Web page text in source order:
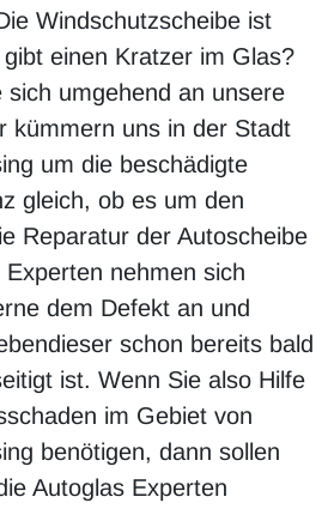
Windschutzscheibe ist
einen Kratzer im Glas?
sich umgehend an unsere
kümmern uns in der Stadt
um die beschädigte
gleich, ob es um den
Reparatur der Autoscheibe
nehmen sich
dem Defekt an und
schon bereits bald
ist. Wenn Sie also Hilfe
im Gebiet von
benötigen, dann sollen
Autoglas Experten